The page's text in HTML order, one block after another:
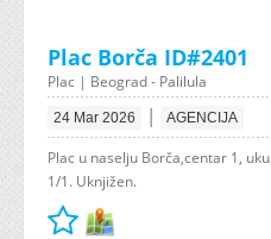
Plac Borča ID#2401
Plac | Beograd - Palilula
24 Mar 2026 | AGENCIJA
Plac u naselju Borča,centar 1,
1/1. Uknjižen.